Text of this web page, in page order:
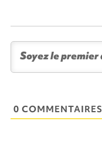
0 COMMENTAIRES